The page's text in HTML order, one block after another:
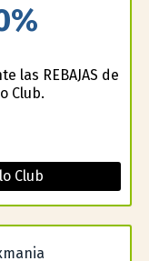
las REBAJAS de
Club.
Club